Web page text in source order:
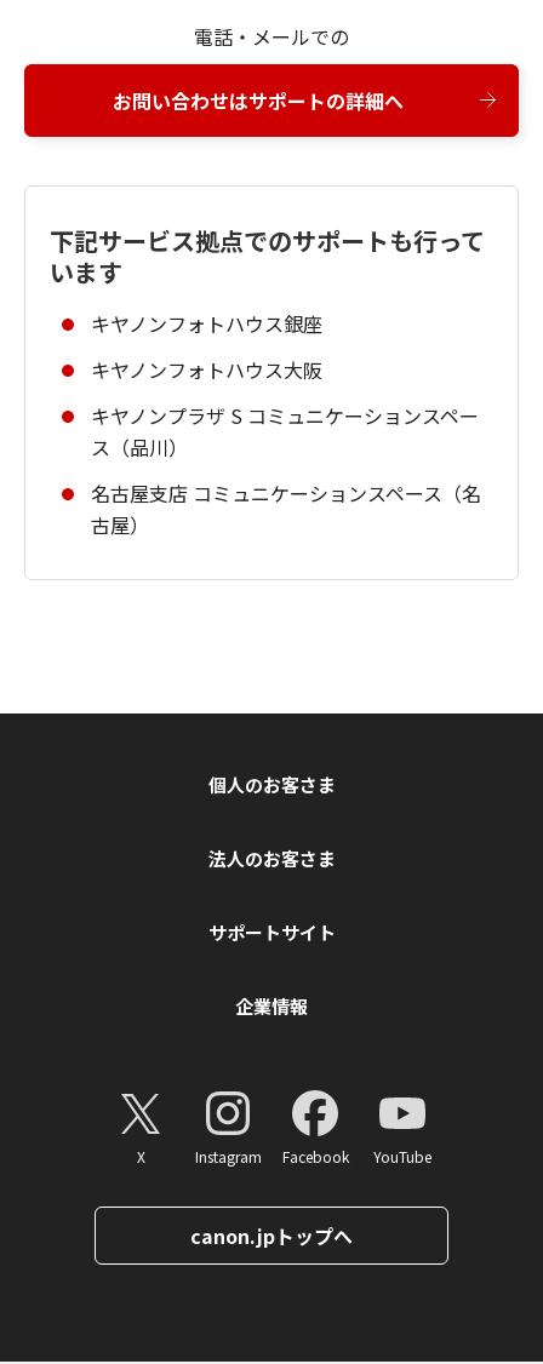
電話・メールでの
お問い合わせはサポートの詳細へ
下記サービス拠点でのサポートも行って
います
キヤノンフォトハウス銀座
キヤノンフォトハウス大阪
キヤノンプラザ S コミュニケーションスペー
ス（品川）
名古屋支店 コミュニケーションスペース（名
古屋）
個人のお客さま
法人のお客さま
サポートサイト
企業情報
X Instagram Facebook YouTube
canon.jpトップへ